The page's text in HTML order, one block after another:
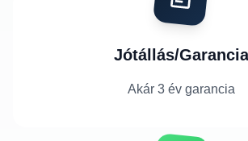
Jótállás/Garancia
Akár 3 év garancia